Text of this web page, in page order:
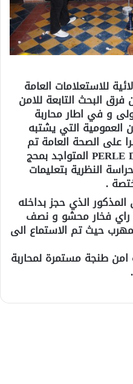
للاستعلامات العامة
البحث التابعة للامن
و في اطار محاربة
العمومية التي يشتبه
على الصحة العامة تم
وضع مسير مقهى PERLE DU NORD المتواجد بمحج
النظرية بتعليمات
.
الذي حجز بداخله
على 24 قنينة للنرجيلة و 128 راي فخار محشو و نصف
حيث تم الاستماع الى
امن طنجة مستمرة لمحاربة